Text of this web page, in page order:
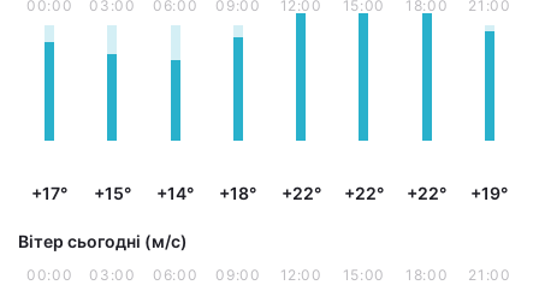
00:00
+17°
03:00
+15°
06:00
+14°
09:00
+18°
12:00
+22°
15:00
+22°
18:00
+22°
21:00
+19°
Вітер сьогодні (м/с)
00:00 03:00 06:00 09:00 12:00 15:00 18:00 21:00